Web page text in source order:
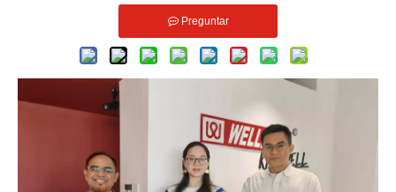
Preguntar